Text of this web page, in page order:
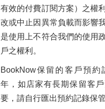
有效的付費訂閱方案）之權
改或中止因異常負載而影響
是使用上不符合我們的使用
戶之權利。
BookNow保留的客戶預約
年，如店家有長期保留客
要，請自行匯出預約記錄保管